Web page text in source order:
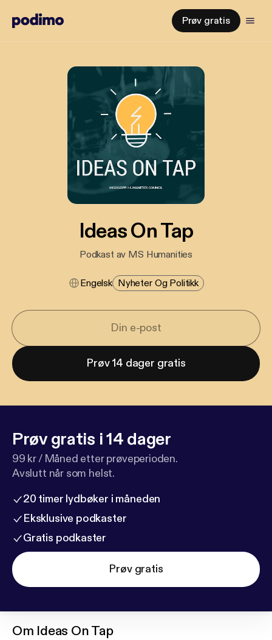
Prøv gratis
Ideas On Tap
Podkast av MS Humanities
Engelsk Nyheter Og Politikk
Prøv 14 dager gratis
Prøv gratis i 14 dager
99 kr / Måned etter prøveperioden.
Avslutt når som helst.
20 timer lydbøker i måneden
Eksklusive podkaster
Gratis podkaster
Prøv gratis
Om Ideas On Tap